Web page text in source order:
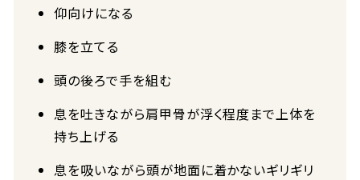
仰向けになる
膝を立てる
頭の後ろで手を組む
息を吐きながら肩甲骨が浮く程度まで上体を
持ち上げる
息を吸いながら頭が地面に着かないギリギリ